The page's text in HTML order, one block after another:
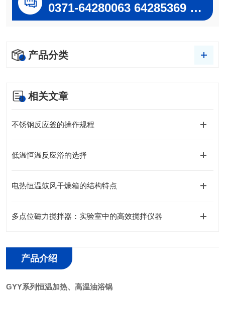
0371-64280063 64285369 64285222
产品分类
相关文章
不锈钢反应釜的操作规程
低温恒温反应浴的选择
电热恒温鼓风干燥箱的结构特点
多点位磁力搅拌器：实验室中的高效搅拌仪器
产品介绍
GYY系列恒温加热、高温油浴锅